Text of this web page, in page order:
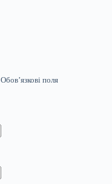
Обов’язкові поля